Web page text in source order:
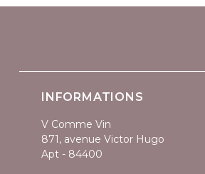
INFORMATIONS
V Comme Vin
871, avenue Victor Hugo
Apt - 84400